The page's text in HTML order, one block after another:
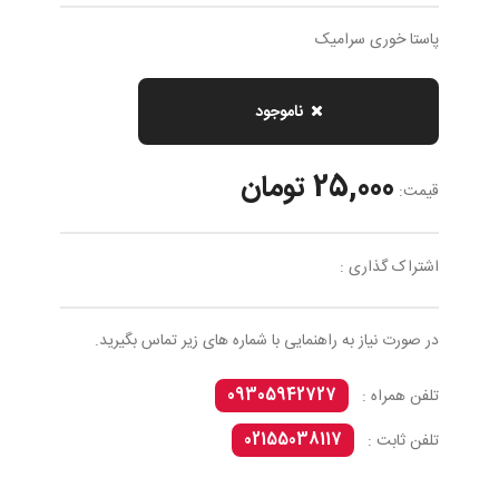
پاستا خوری سراميک
ناموجود
قیمت: 25,000 تومان
اشتراک گذاری :
در صورت نیاز به راهنمایی با شماره های زیر تماس بگیرید.
تلفن همراه :
09305942727
تلفن ثابت :
02155038117